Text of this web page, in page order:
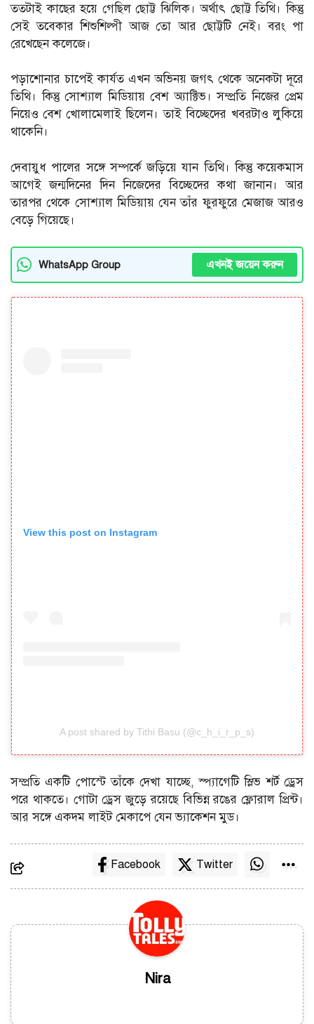
ততটাই কাছের হয়ে গেছিল ছোট্ট ঝিলিক। অর্থাৎ ছোট্ট তিথি। কিন্তু
সেই তবেকার শিশুশিল্পী আজ তো আর ছোট্টটি নেই। বরং পা
রেখেছেন কলেজে।
পড়াশোনার চাপেই কার্যত এখন অভিনয় জগৎ থেকে অনেকটা দূরে
তিথি। কিন্তু সোশ্যাল মিডিয়ায় বেশ অ্যাক্টিভ। সম্প্রতি নিজের প্রেম
নিয়েও বেশ খোলামেলাই ছিলেন। তাই বিচ্ছেদের খবরটাও লুকিয়ে
থাকেনি।
দেবায়ুধ পালের সঙ্গে সম্পর্কে জড়িয়ে যান তিথি। কিন্তু কয়েকমাস
আগেই জন্মদিনের দিন নিজেদের বিচ্ছেদের কথা জানান। আর
তারপর থেকে সোশ্যাল মিডিয়ায় যেন তাঁর ফুরফুরে মেজাজ আরও
বেড়ে গিয়েছে।
WhatsApp Group এখনই জয়েন করুন
View this post on Instagram
A post shared by Tithi Basu (@c_h_i_r_p_s)
সম্প্রতি একটি পোস্টে তাঁকে দেখা যাচ্ছে, স্প্যাগেটি স্লিভ শর্ট ড্রেস
পরে থাকতে। গোটা ড্রেস জুড়ে রয়েছে বিভিন্ন রঙের ফ্লোরাল প্রিন্ট।
আর সঙ্গে একদম লাইট মেকাপে যেন ভ্যাকেশন মুড।
Facebook Twitter
Nira